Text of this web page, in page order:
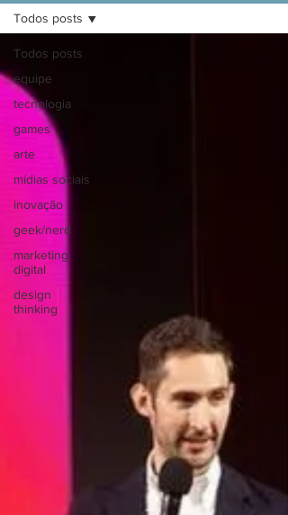
Todos posts
equipe
tecnologia
games
arte
mídias sociais
inovação
geek/nerd
marketing
digital
design
thinking
Todos posts